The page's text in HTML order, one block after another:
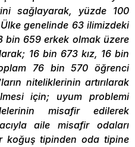
sağlayarak, yüzde 100
genelinde 63 ilimizdeki
bin 659 erkek olmak üzere
16 bin 673 kız, 16 bin
76 bin 570 öğrenci
niteliklerinin artırılarak
için; uyum problemi
misafir edilerek
aile misafir odaları
koğuş tipinden oda tipine